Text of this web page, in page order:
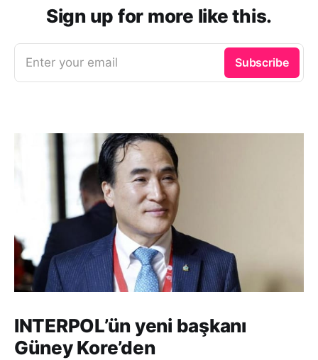
Sign up for more like this.
Enter your email Subscribe
INTERPOL’ün yeni başkanı
Güney Kore’den